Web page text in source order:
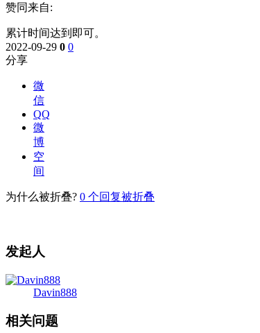
赞同来自:
累计时间达到即可。
2022-09-29 0 0
分享
微
信
QQ
微
博
空
间
为什么被折叠? 0 个回复被折叠
发起人
Davin888
相关问题